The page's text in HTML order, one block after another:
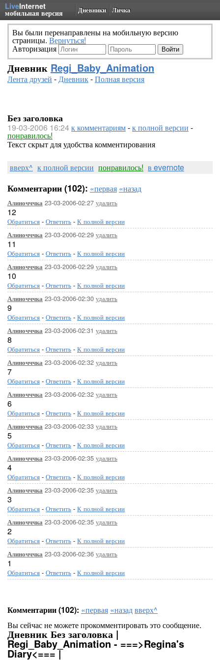
LiveInternet
мобильная версия Дневники Личка
Вы были перенаправлены на мобильную версию
страницы. Вернуться!
Авторизация
Дневник Regi_Baby_Animation
Лента друзей -Дневник-Полная версия
Без заголовка
19-03-2006 16:24к комментариям-к полной версии -
понравилось!
Текст скрыт для удобства комментирования
вверх^ к полной версии понравилось! в evernote
Комментарии (102): «первая «назад
Алиночччка 23-03-2006-02:27 удалить
12
Обратиться - Ответить - К полной версии
Алиночччка 23-03-2006-02:29 удалить
11
Обратиться - Ответить - К полной версии
Алиночччка 23-03-2006-02:29 удалить
10
Обратиться - Ответить - К полной версии
Алиночччка 23-03-2006-02:30 удалить
9
Обратиться - Ответить - К полной версии
Алиночччка 23-03-2006-02:31 удалить
8
Обратиться - Ответить - К полной версии
Алиночччка 23-03-2006-02:32 удалить
7
Обратиться - Ответить - К полной версии
Алиночччка 23-03-2006-02:32 удалить
6
Обратиться - Ответить - К полной версии
Алиночччка 23-03-2006-02:33 удалить
5
Обратиться - Ответить - К полной версии
Алиночччка 23-03-2006-02:35 удалить
4
Обратиться - Ответить - К полной версии
Алиночччка 23-03-2006-02:35 удалить
3
Обратиться - Ответить - К полной версии
Алиночччка 23-03-2006-02:35 удалить
2
Обратиться - Ответить - К полной версии
Алиночччка 23-03-2006-02:36 удалить
1
Обратиться - Ответить - К полной версии
Комментарии (102): «первая «назадвверх^
Вы сейчас не можете прокомментировать это сообщение.
Дневник Без заголовка |
Regi_Baby_Animation - ===>Regina's
Diary<=== |